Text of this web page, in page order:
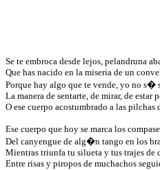
Se te embroca desde lejos, pelandruna
Que has nacido en la miseria de un
Porque hay algo que te vende, yo no s�
La manera de sentarte, de mirar, de estar
O ese cuerpo acostumbrado a las pilchas
Ese cuerpo que hoy se marca los
Del canyengue de alg�n tango en los
Mientras triunfa tu silueta y tus trajes de
Entre risas y piropos de muchachos